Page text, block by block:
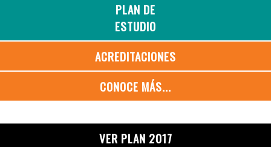
PLAN DE
ESTUDIO
ACREDITACIONES
CONOCE MÁS...
VER PLAN 2017